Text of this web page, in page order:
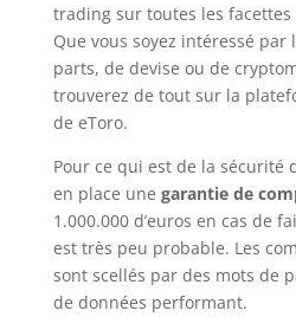
trading sur toutes les
Que vous soyez intéressé par
parts, de devise ou de
trouverez de tout sur la
de eToro.
Pour ce qui est de la sécurité
en place une garantie de
1.000.000 d’euros en cas de
est très peu probable. Les
sont scellés par des mots de
de données performant.